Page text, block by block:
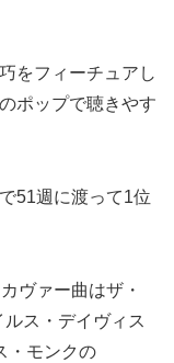
をフィーチュアし
ポップで聴きやす
51週に渡って1位
ヴァー曲はザ・
ス・デイヴィス
・モンクの